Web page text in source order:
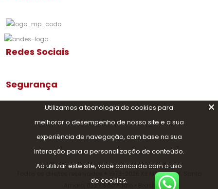
Redes Sociais
Segurança
Todos os direitos reservados ®️ 1973-2026 Kit Móveis • Al. Santo
Amaro, 622 • São Paulo • Brasil
Utilizamos a tecnologia de cookies para
melhorar o desempenho de nosso site e a sua
experiência de navegação, com base na sua
interação para a personalização de conteúdo.
Ao utilizar este site, você concorda com o uso
de cookies.